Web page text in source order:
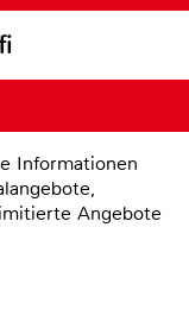
Informationen
Angebote